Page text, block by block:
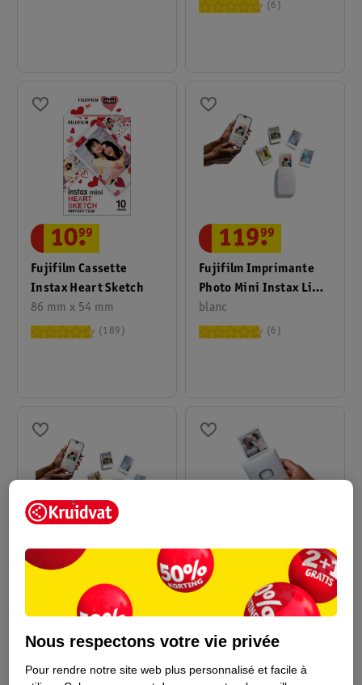
6
Fujifilm Cassette
Instax Heart Sketch
86 mm x 54 mm
10.
99
189
Fujifilm Imprimante
Photo Mini Instax Link
3
blanc
119.
99
6
Appareil Photo Link 3
Mini Instax Fujifilm
vert
119
Fujifilm Imprimante
Photo Instax Square
Link
blanc
Nous respectons votre vie privée
Pour rendre notre site web plus personnalisé et facile à